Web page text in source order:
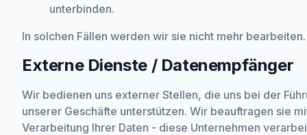
unterbinden.
In solchen Fällen werden wir sie nicht mehr bearbeiten.
Externe Dienste / Datenempfänger
Wir bedienen uns externer Stellen, die uns bei der
unserer Geschäfte unterstützen. Wir beauftragen sie
Verarbeitung Ihrer Daten - diese Unternehmen